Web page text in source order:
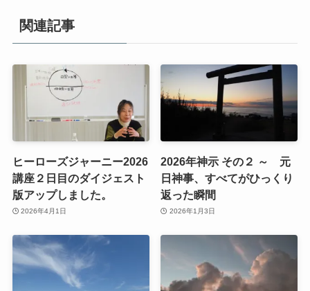
関連記事
ヒーローズジャーニー2026
講座２日目のダイジェスト
版アップしました。
2026年4月1日
2026年神示 その２ ～ 元
日神事、すべてがひっくり
返った瞬間
2026年1月3日